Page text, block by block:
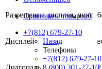
Сравнение товаров0
+7(812) 679-27-10
Назад
Телефоны
+7(812) 679-27-10
8 (800) 301-27-10
Разрешение дисплея, пикс
Дисплей